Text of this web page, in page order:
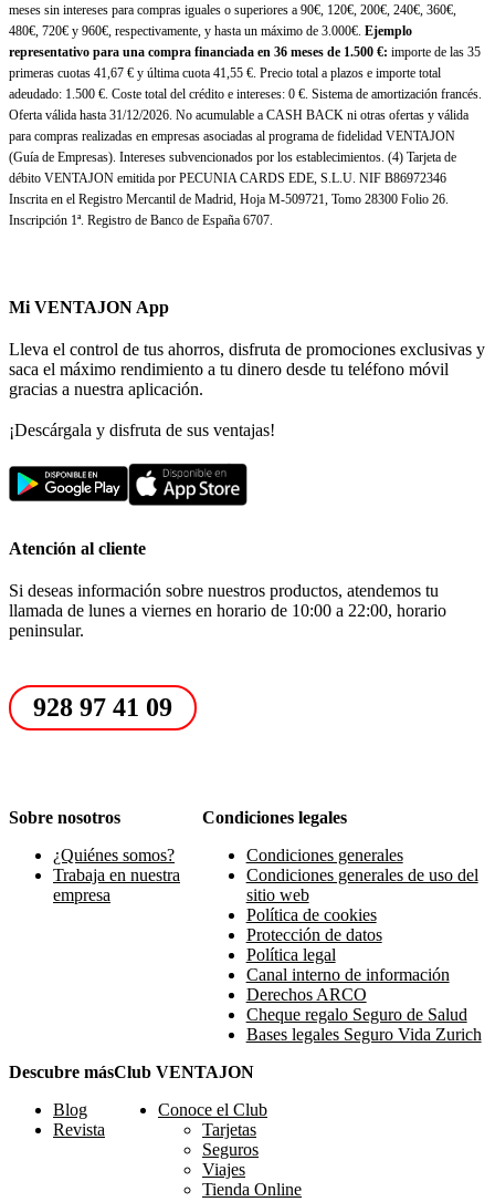
meses sin intereses para compras iguales o superiores a 90€, 120€, 200€, 240€, 360€,
480€, 720€ y 960€, respectivamente, y hasta un máximo de 3.000€. Ejemplo
representativo para una compra financiada en 36 meses de 1.500 €: importe de las 35
primeras cuotas 41,67 € y última cuota 41,55 €. Precio total a plazos e importe total
adeudado: 1.500 €. Coste total del crédito e intereses: 0 €. Sistema de amortización francés.
Oferta válida hasta 31/12/2026. No acumulable a CASH BACK ni otras ofertas y válida
para compras realizadas en empresas asociadas al programa de fidelidad VENTAJON
(Guía de Empresas). Intereses subvencionados por los establecimientos. (4) Tarjeta de
débito VENTAJON emitida por PECUNIA CARDS EDE, S.L.U. NIF B86972346
Inscrita en el Registro Mercantil de Madrid, Hoja M-509721, Tomo 28300 Folio 26.
Inscripción 1ª. Registro de Banco de España 6707.
Mi VENTAJON App
Lleva el control de tus ahorros, disfruta de promociones exclusivas y
saca el máximo rendimiento a tu dinero desde tu teléfono móvil
gracias a nuestra aplicación.
¡Descárgala y disfruta de sus ventajas!
Atención al cliente
Si deseas información sobre nuestros productos, atendemos tu
llamada de lunes a viernes en horario de 10:00 a 22:00, horario
peninsular.
928 97 41 09
Sobre nosotros
¿Quiénes somos?
Trabaja en nuestra
empresa
Condiciones legales
Condiciones generales
Condiciones generales de uso del
sitio web
Política de cookies
Protección de datos
Política legal
Canal interno de información
Derechos ARCO
Cheque regalo Seguro de Salud
Bases legales Seguro Vida Zurich
Descubre más
Blog
Revista
Club VENTAJON
Conoce el Club
Tarjetas
Seguros
Viajes
Tienda Online